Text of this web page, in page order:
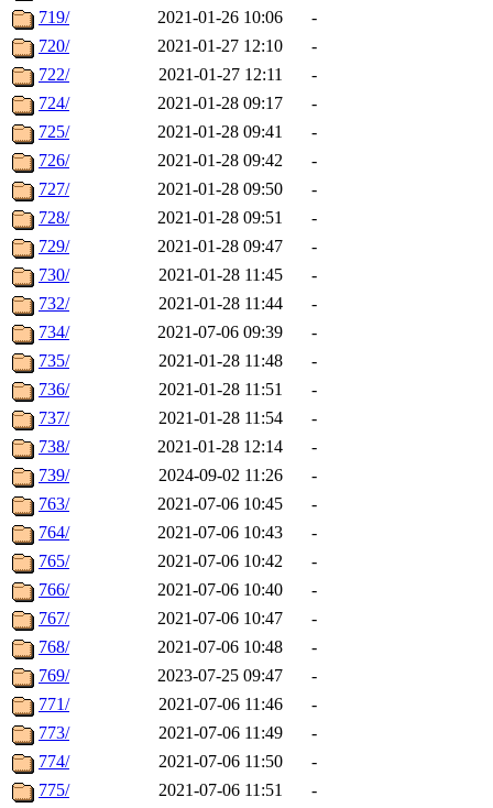
719/
2021-01-26 10:06
-
720/
2021-01-27 12:10
-
722/
2021-01-27 12:11
-
724/
2021-01-28 09:17
-
725/
2021-01-28 09:41
-
726/
2021-01-28 09:42
-
727/
2021-01-28 09:50
-
728/
2021-01-28 09:51
-
729/
2021-01-28 09:47
-
730/
2021-01-28 11:45
-
732/
2021-01-28 11:44
-
734/
2021-07-06 09:39
-
735/
2021-01-28 11:48
-
736/
2021-01-28 11:51
-
737/
2021-01-28 11:54
-
738/
2021-01-28 12:14
-
739/
2024-09-02 11:26
-
763/
2021-07-06 10:45
-
764/
2021-07-06 10:43
-
765/
2021-07-06 10:42
-
766/
2021-07-06 10:40
-
767/
2021-07-06 10:47
-
768/
2021-07-06 10:48
-
769/
2023-07-25 09:47
-
771/
2021-07-06 11:46
-
773/
2021-07-06 11:49
-
774/
2021-07-06 11:50
-
775/
2021-07-06 11:51
-